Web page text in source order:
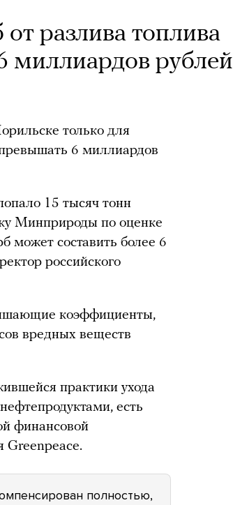
разлива топлива
миллиардов рублей
только для
6 миллиардов
15 тысяч тонн
Минприроды по оценке
может составить более 6
российского
коэффициенты,
вредных веществ
практики ухода
есть
финансовой
Greenpeace.
полностью,